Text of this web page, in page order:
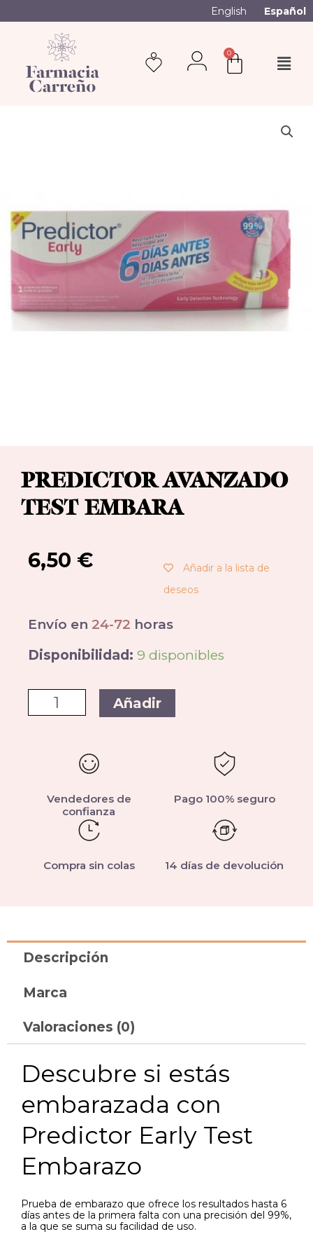
English Español
0
PREDICTOR AVANZADO
TEST EMBARA
6,50 €
Añadir a la lista de
deseos
Envío en 24-72 horas
Disponibilidad: 9 disponibles
Añadir
Vendedores de
confianza
Pago 100% seguro
Compra sin colas 14 días de devolución
Descripción
Marca
Valoraciones (0)
Descubre si estás
embarazada con
Predictor Early Test
Embarazo
Prueba de embarazo que ofrece los resultados hasta 6
días antes de la primera falta con una precisión del 99%,
a la que se suma su facilidad de uso.